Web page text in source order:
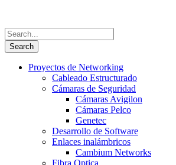
Proyectos de Networking
Cableado Estructurado
Cámaras de Seguridad
Cámaras Avigilon
Cámaras Pelco
Genetec
Desarrollo de Software
Enlaces inalámbricos
Cambium Networks
Fibra Optica